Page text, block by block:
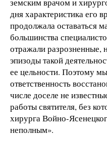
дня характеристика его
продолжала оставаться
большинства
отражали разрозненные,
эпизоды такой
ее цельности. Поэтому
ответственность
числе доселе не
работы святителя, без
хирурга Войно-
неполным».